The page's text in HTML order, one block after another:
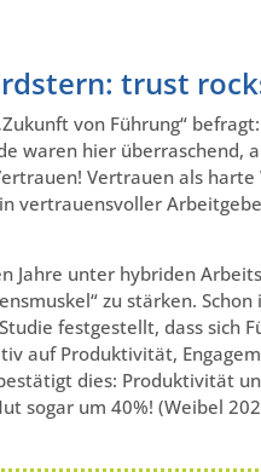
trust
von Führung“
waren hier überraschend,
Vertrauen als
vertrauensvoller
Jahre unter hybriden
zu stärken.
festgestellt, dass sich
auf Produktivität,
dies: Produktivität
sogar um 40%! (Weibel